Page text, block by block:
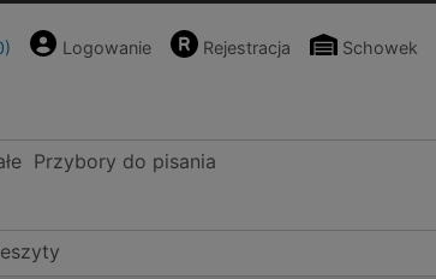
) Logowanie Rejestracja Schowek
Przybory do pisania